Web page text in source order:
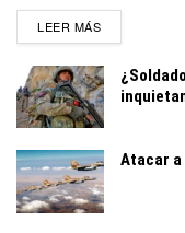
LEER MÁSDETAILS
Atacar a